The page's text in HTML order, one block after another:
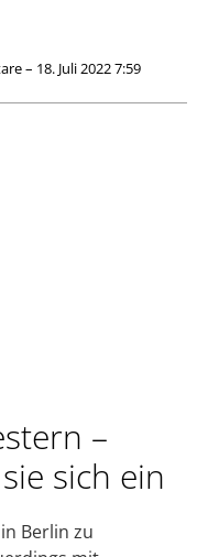
– 18. Juli 2022 7:59
–
sich ein
Berlin zu